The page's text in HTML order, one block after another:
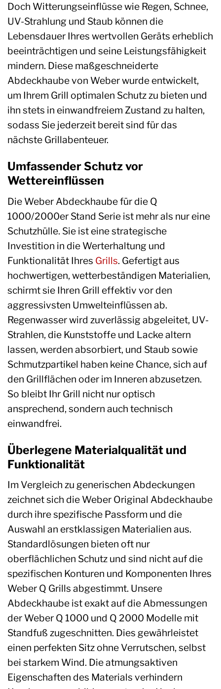
Doch Witterungseinflüsse wie Regen, Schnee,
UV-Strahlung und Staub können die
Lebensdauer Ihres wertvollen Geräts erheblich
beeinträchtigen und seine Leistungsfähigkeit
mindern. Diese maßgeschneiderte
Abdeckhaube von Weber wurde entwickelt,
um Ihrem Grill optimalen Schutz zu bieten und
ihn stets in einwandfreiem Zustand zu halten,
sodass Sie jederzeit bereit sind für das
nächste Grillabenteuer.
Umfassender Schutz vor
Wettereinflüssen
Die Weber Abdeckhaube für die Q
1000/2000er Stand Serie ist mehr als nur eine
Schutzhülle. Sie ist eine strategische
Investition in die Werterhaltung und
Funktionalität Ihres Grills. Gefertigt aus
hochwertigen, wetterbeständigen Materialien,
schirmt sie Ihren Grill effektiv vor den
aggressivsten Umwelteinflüssen ab.
Regenwasser wird zuverlässig abgeleitet, UV-
Strahlen, die Kunststoffe und Lacke altern
lassen, werden absorbiert, und Staub sowie
Schmutzpartikel haben keine Chance, sich auf
den Grillflächen oder im Inneren abzusetzen.
So bleibt Ihr Grill nicht nur optisch
ansprechend, sondern auch technisch
einwandfrei.
Überlegene Materialqualität und
Funktionalität
Im Vergleich zu generischen Abdeckungen
zeichnet sich die Weber Original Abdeckhaube
durch ihre spezifische Passform und die
Auswahl an erstklassigen Materialien aus.
Standardlösungen bieten oft nur
oberflächlichen Schutz und sind nicht auf die
spezifischen Konturen und Komponenten Ihres
Weber Q Grills abgestimmt. Unsere
Abdeckhaube ist exakt auf die Abmessungen
der Weber Q 1000 und Q 2000 Modelle mit
Standfuß zugeschnitten. Dies gewährleistet
einen perfekten Sitz ohne Verrutschen, selbst
bei starkem Wind. Die atmungsaktiven
Eigenschaften des Materials verhindern